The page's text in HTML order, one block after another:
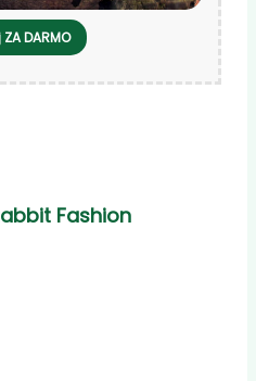
DARMO
Fashion